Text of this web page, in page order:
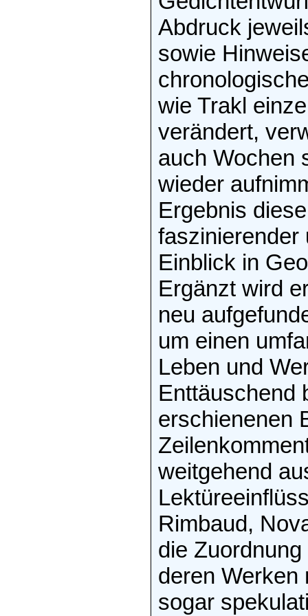
Abdruck
sowie
wie Trakl
verändert,
auch Wochen
wieder
Ergebnis
faszinierender
Einblick in
Ergänzt wird
neu
um einen
Leben und
Enttäuschend
erschienenen
weitgehend
Rimbaud,
die
deren Werken
sogar